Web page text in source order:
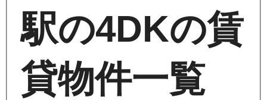
駅の4DKの賃
貸物件一覧